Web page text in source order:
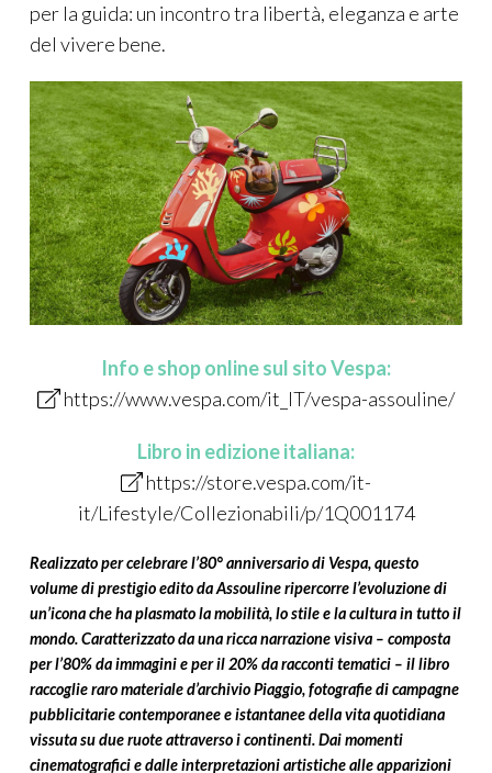
per la guida: un incontro tra libertà, eleganza e arte
del vivere bene.
Info eshop onlinesul sito Vespa:
https://www.vespa.com/it_IT/vespa-assouline/
Libro in edizione italiana:
https://store.vespa.com/it-
it/Lifestyle/Collezionabili/p/1Q001174
Realizzato per celebrare l’80° anniversario di Vespa, questo
volume di prestigio edito da Assouline ripercorre l’evoluzione di
un’icona che ha plasmato la mobilità, lo stile e la cultura in tutto il
mondo. Caratterizzato da una ricca narrazione visiva – composta
per l’80% da immagini e per il 20% da racconti tematici – il libro
raccoglie raro materiale d’archivio Piaggio, fotografie di campagne
pubblicitarie contemporanee e istantanee della vita quotidiana
vissuta su due ruote attraverso i continenti. Dai momenti
cinematografici e dalle interpretazioni artistiche alle apparizioni